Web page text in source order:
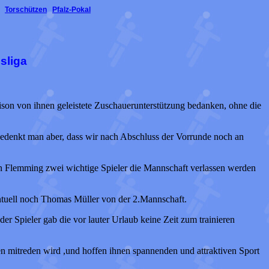
Torschützen Pfalz-Pokal
von ihnen geleistete Zuschauerunterstützung bedanken, ohne die
man aber, dass wir nach Abschluss der Vorrunde noch an
zwei wichtige Spieler die Mannschaft verlassen werden
noch Thomas Müller von der 2.Mannschaft.
Spieler gab die vor lauter Urlaub keine Zeit zum trainieren
mitreden wird ,und hoffen ihnen spannenden und attraktiven Sport